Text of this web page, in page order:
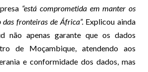
“está comprometida em manter os
fronteiras de África”.Explicou ainda
não apenas garante que os dados
de Moçambique, atendendo aos
e conformidade dos dados, mas